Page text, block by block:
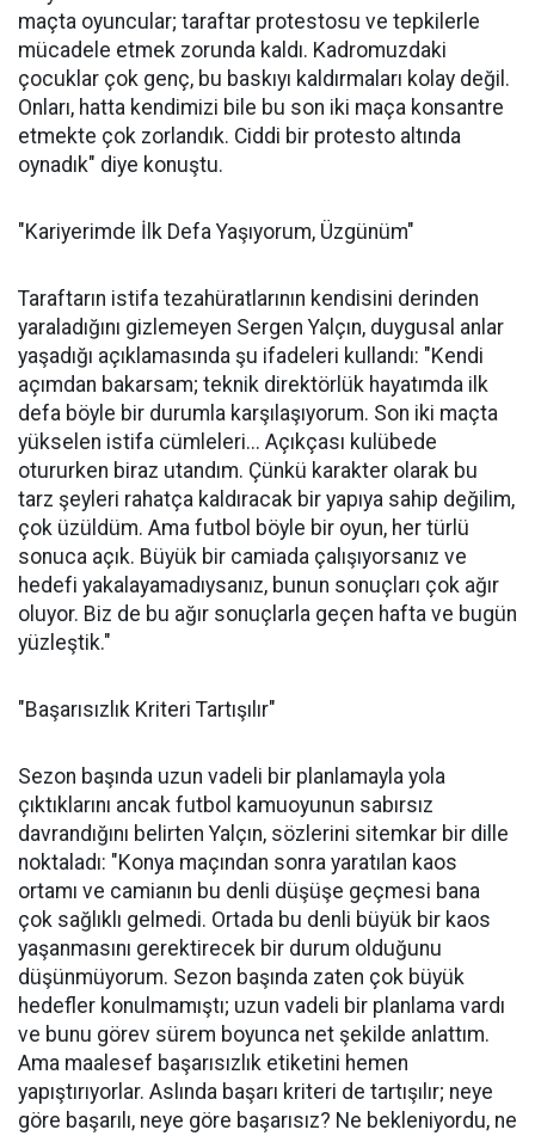
maçta oyuncular; taraftar protestosu ve tepkilerle
mücadele etmek zorunda kaldı. Kadromuzdaki
çocuklar çok genç, bu baskıyı kaldırmaları kolay değil.
Onları, hatta kendimizi bile bu son iki maça konsantre
etmekte çok zorlandık. Ciddi bir protesto altında
oynadık" diye konuştu.
"Kariyerimde İlk Defa Yaşıyorum, Üzgünüm"
Taraftarın istifa tezahüratlarının kendisini derinden
yaraladığını gizlemeyen Sergen Yalçın, duygusal anlar
yaşadığı açıklamasında şu ifadeleri kullandı: "Kendi
açımdan bakarsam; teknik direktörlük hayatımda ilk
defa böyle bir durumla karşılaşıyorum. Son iki maçta
yükselen istifa cümleleri... Açıkçası kulübede
otururken biraz utandım. Çünkü karakter olarak bu
tarz şeyleri rahatça kaldıracak bir yapıya sahip değilim,
çok üzüldüm. Ama futbol böyle bir oyun, her türlü
sonuca açık. Büyük bir camiada çalışıyorsanız ve
hedefi yakalayamadıysanız, bunun sonuçları çok ağır
oluyor. Biz de bu ağır sonuçlarla geçen hafta ve bugün
yüzleştik."
"Başarısızlık Kriteri Tartışılır"
Sezon başında uzun vadeli bir planlamayla yola
çıktıklarını ancak futbol kamuoyunun sabırsız
davrandığını belirten Yalçın, sözlerini sitemkar bir dille
noktaladı: "Konya maçından sonra yaratılan kaos
ortamı ve camianın bu denli düşüşe geçmesi bana
çok sağlıklı gelmedi. Ortada bu denli büyük bir kaos
yaşanmasını gerektirecek bir durum olduğunu
düşünmüyorum. Sezon başında zaten çok büyük
hedefler konulmamıştı; uzun vadeli bir planlama vardı
ve bunu görev sürem boyunca net şekilde anlattım.
Ama maalesef başarısızlık etiketini hemen
yapıştırıyorlar. Aslında başarı kriteri de tartışılır; neye
göre başarılı, neye göre başarısız? Ne bekleniyordu, ne